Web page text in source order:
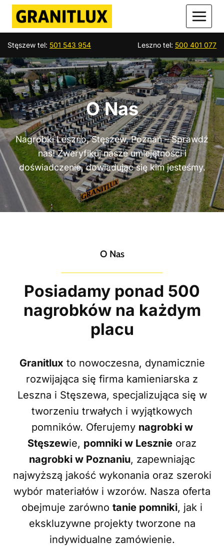
Przejdź
treści
Stęszew tel: 501 543 954 Leszno tel: 500 401 077
O Nas
Nagrobki Leszno, Stęszew, Poznań – Sprawdź
nas! Zweryfikuj nasze umiejętności i
doświadczenie, dowiadując się kim jesteśmy.
O Nas
Posiadamy ponad 500
nagrobków na każdym
placu
Granitlux to nowoczesna, dynamicznie
rozwijająca się firma kamieniarska z
Leszna i Stęszewa, specjalizująca się w
tworzeniu trwałych i wyjątkowych
pomników. Oferujemy nagrobki w
Stęszewie, pomniki w Lesznie oraz
nagrobki w Poznaniu, zapewniając
najwyższą jakość wykonania oraz szeroki
wybór materiałów i wzorów. Nasza oferta
obejmuje zarówno tanie pomniki, jak i
ekskluzywne projekty tworzone na
indywidualne zamówienie.